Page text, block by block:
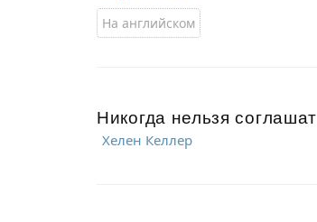
На английском
Никогда нельзя
Хелен Келлер